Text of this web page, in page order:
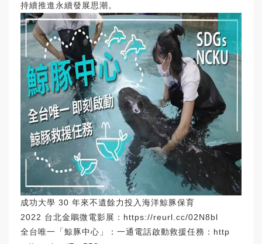
持續推進永續發展思潮。
成功大學 30 年來不遺餘力投入海洋鯨豚保育
2022 台北金鵰微電影展： https://reurl.cc/02N8bl
全台唯一「鯨豚中心」：一通電話啟動救援任務： http